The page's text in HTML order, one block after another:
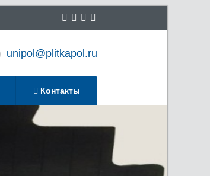
unipol@plitkapol.ru
Контакты